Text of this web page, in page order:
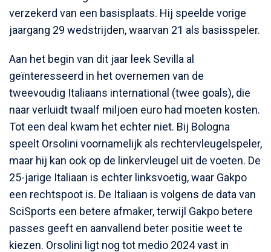
verzekerd van een basisplaats. Hij speelde vorige
jaargang 29 wedstrijden, waarvan 21 als basisspeler.
Aan het begin van dit jaar leek Sevilla al
geïnteresseerd in het overnemen van de
tweevoudig Italiaans international (twee goals), die
naar verluidt twaalf miljoen euro had moeten kosten.
Tot een deal kwam het echter niet. Bij Bologna
speelt Orsolini voornamelijk als rechtervleugelspeler,
maar hij kan ook op de linkervleugel uit de voeten. De
25-jarige Italiaan is echter linksvoetig, waar Gakpo
een rechtspoot is. De Italiaan is volgens de data van
SciSports een betere afmaker, terwijl Gakpo betere
passes geeft en aanvallend beter positie weet te
kiezen. Orsolini ligt nog tot medio 2024 vast in